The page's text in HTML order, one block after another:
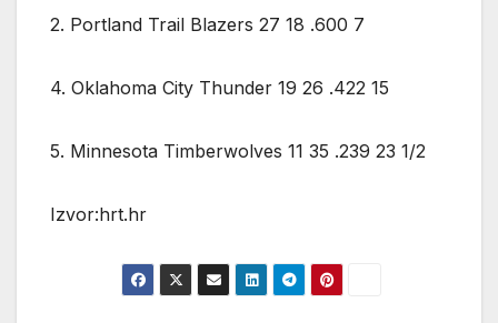
2. Portland Trail Blazers 27 18 .600 7
4. Oklahoma City Thunder 19 26 .422 15
5. Minnesota Timberwolves 11 35 .239 23 1/2
Izvor:hrt.hr